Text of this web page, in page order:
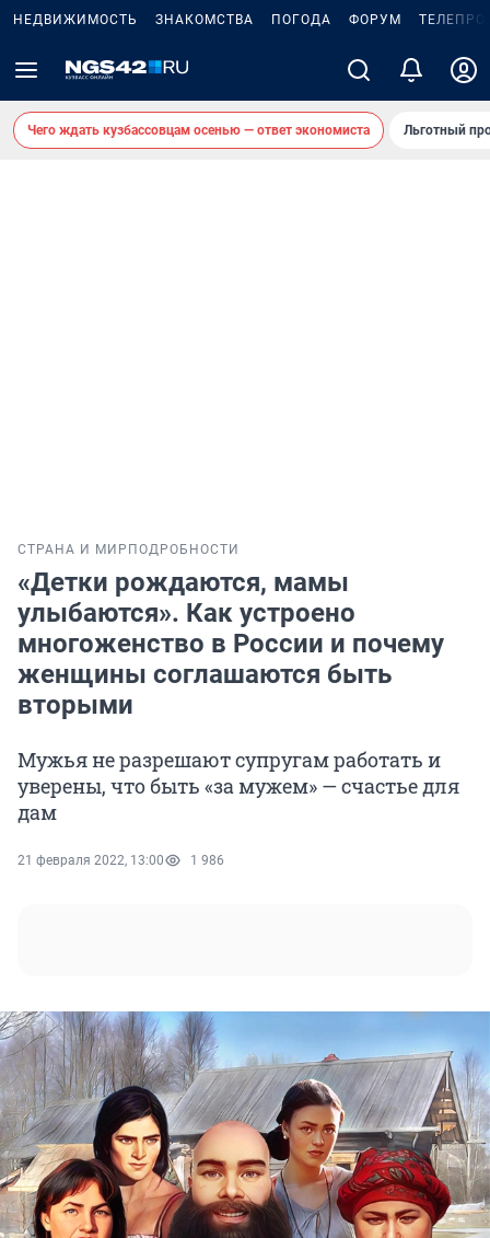
НЕДВИЖИМОСТЬ ЗНАКОМСТВА ПОГОДА ФОРУМ
Чего ждать кузбассовцам осенью — ответ экономиста Льготный
СТРАНА И МИР ПОДРОБНОСТИ
«Детки рождаются, мамы
улыбаются». Как устроено
многоженство в России и почему
женщины соглашаются быть
вторыми
Мужья не разрешают супругам работать и
уверены, что быть «за мужем» — счастье для
дам
21 февраля 2022, 13:00 1 986